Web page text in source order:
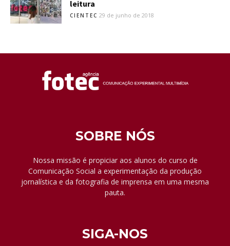
leitura
CIENTEC 29 de junho de 2018
SOBRE NÓS
Nossa missão é propiciar aos alunos do curso de
Comunicação Social a experimentação da produção
jornalística e da fotografia de imprensa em uma mesma
pauta.
SIGA-NOS